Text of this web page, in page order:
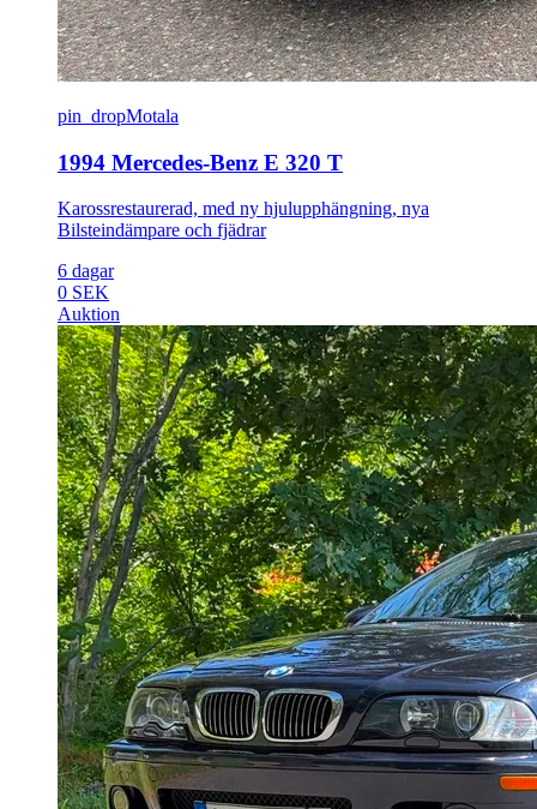
pin_dropMotala
1994 Mercedes-Benz E 320 T
Karossrestaurerad, med ny hjulupphängning, nya
Bilsteindämpare och fjädrar
6 dagar
0 SEK
Auktion